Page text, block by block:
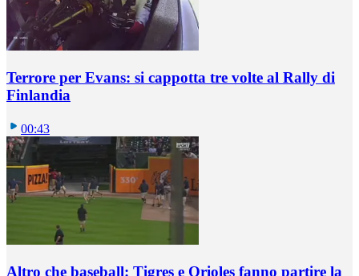
Terrore per Evans: si cappotta tre volte al Rally di
Finlandia
00:43
Altro che baseball: Tigres e Orioles fanno partire la